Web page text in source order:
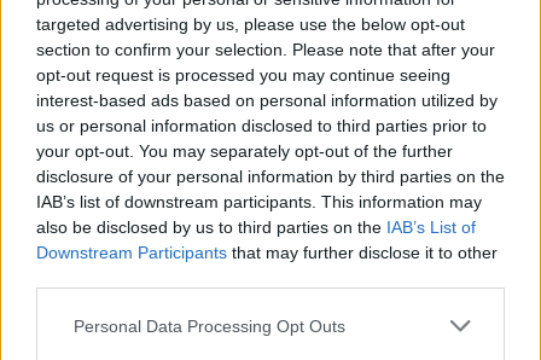
targeted advertising by us, please use the below opt-out
section to confirm your selection. Please note that after your
opt-out request is processed you may continue seeing
interest-based ads based on personal information utilized by
us or personal information disclosed to third parties prior to
your opt-out. You may separately opt-out of the further
disclosure of your personal information by third parties on the
IAB’s list of downstream participants. This information may
also be disclosed by us to third parties on the IAB’s List of
Downstream Participants that may further disclose it to other
Personal Data Processing Opt Outs
FacebookTwitter Pinterest LinkedIn Tumblr
Ελ. Βρεττού (Crediabank):
Στρατηγικό πλάνο βιώσιμης
ανάπτυξης και κερδοφορίας,
που βασίζεται σε 4 πυλώνες
Πιλοτική λειτουργία της
Ψηφιακής Τράπεζας Γης – Οι
στόχοι